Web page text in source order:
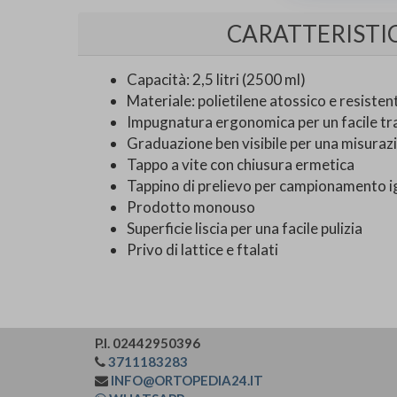
Capacità: 2,5 litri (2500 ml)
Materiale: polietilene atossico e
Impugnatura ergonomica per un facile
Graduazione ben visibile per una
Tappo a vite con chiusura ermetica
Tappino di prelievo per campionamento
Prodotto monouso
Superficie liscia per una facile pulizia
Privo di lattice e ftalati
P.I. 02442950396
3711183283
INFO@ORTOPEDIA24.IT